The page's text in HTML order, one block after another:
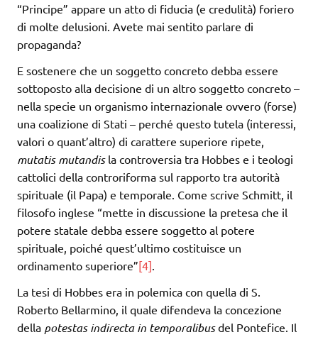
“Principe” appare un atto di fiducia (e credulità) foriero
di molte delusioni. Avete mai sentito parlare di
propaganda?
E sostenere che un soggetto concreto debba essere
sottoposto alla decisione di un altro soggetto concreto –
nella specie un organismo internazionale ovvero (forse)
una coalizione di Stati – perché questo tutela (interessi,
valori o quant’altro) di carattere superiore ripete,
mutatis mutandisla controversia tra Hobbes e i teologi
cattolici della controriforma sul rapporto tra autorità
spirituale (il Papa) e temporale. Come scrive Schmitt, il
filosofo inglese “mette in discussione la pretesa che il
potere statale debba essere soggetto al potere
spirituale, poiché quest’ultimo costituisce un
ordinamento superiore”[4].
La tesi di Hobbes era in polemica con quella di S.
Roberto Bellarmino, il quale difendeva la concezione
della potestas indirecta in temporalibusdel Pontefice. Il